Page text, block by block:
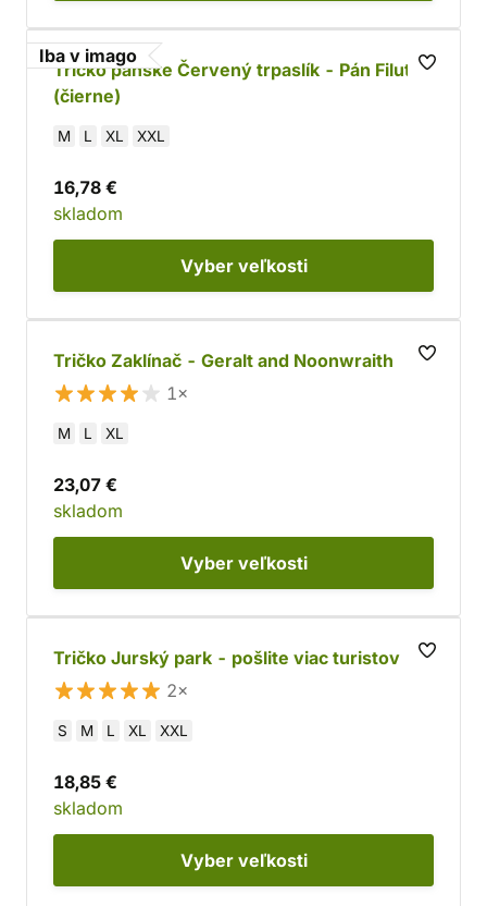
Iba v imago
Tričko pánske Červený trpaslík - Pán Filuta
(čierne)
M L XL XXL
16,78 €
skladom
Vyber veľkosti
Tričko Zaklínač - Geralt and Noonwraith
1×
M L XL
23,07 €
skladom
Vyber veľkosti
Tričko Jurský park - pošlite viac turistov
2×
S M L XL XXL
18,85 €
skladom
Vyber veľkosti